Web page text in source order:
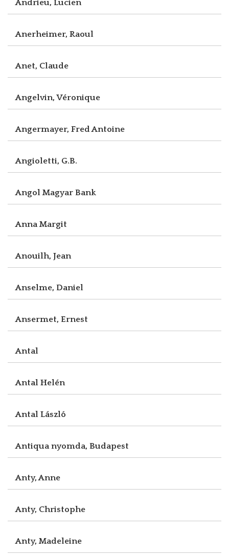
Andrieu, Lucien
Anerheimer, Raoul
Anet, Claude
Angelvin, Véronique
Angermayer, Fred Antoine
Angioletti, G.B.
Angol Magyar Bank
Anna Margit
Anouilh, Jean
Anselme, Daniel
Ansermet, Ernest
Antal
Antal Helén
Antal László
Antiqua nyomda, Budapest
Anty, Anne
Anty, Christophe
Anty, Madeleine